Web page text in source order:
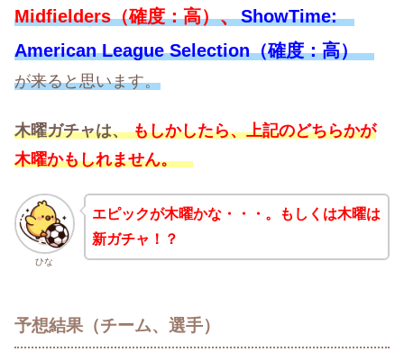
Midfielders（確度：高）、ShowTime:
American League Selection（確度：高）
が来ると思います。
木曜ガチャは、もしかしたら、上記のどちらかが
木曜かもしれません。
ひな
エピックが木曜かな・・・。もしくは木曜は
新ガチャ！？
予想結果（チーム、選手）